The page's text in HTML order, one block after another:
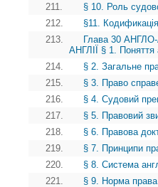
211.
§ 10. Роль
212.
§11. Кодификація
213.
Глава 30
АНГЛІЇ § 1. Поняття
214.
§ 2. Загальне
215.
§ 3. Право
216.
§ 4. Судовий
217.
§ 5. Правовий
218.
§ 6. Правова
219.
§ 7. Принципи
220.
§ 8. Система
221.
§ 9. Норма права